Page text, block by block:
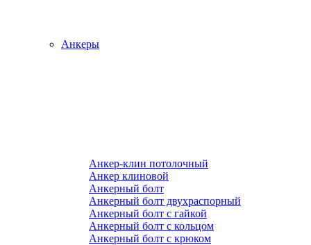
Анкеры
Анкер-клин потолочный
Анкер клиновой
Анкерный болт
Анкерный болт двухраспорный
Анкерный болт с гайкой
Анкерный болт с кольцом
Анкерный болт с крюком